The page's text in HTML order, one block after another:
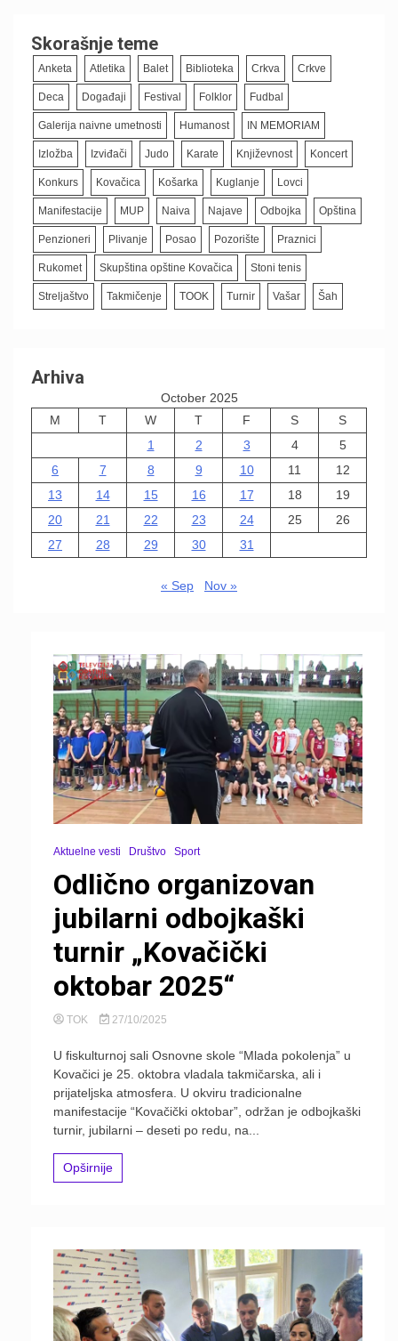
Skorašnje teme
Anketa Atletika Balet Biblioteka Crkva Crkve
Deca Događaji Festival Folklor Fudbal
Galerija naivne umetnosti Humanost IN MEMORIAM
Izložba Izviđači Judo Karate Književnost Koncert
Konkurs Kovačica Košarka Kuglanje Lovci
Manifestacije MUP Naiva Najave Odbojka Opština
Penzioneri Plivanje Posao Pozorište Praznici
Rukomet Skupština opštine Kovačica Stoni tenis
Streljaštvo Takmičenje TOOK Turnir Vašar Šah
Arhiva
October 2025
M
T W T F S
S
1
2 3 4
5
6
7 8 9 10 11
12
13
14 15 16 17 18
19
20
21 22 23 24 25
26
27
28 29 30 31
« Sep Nov »
Aktuelne vesti Društvo Sport
Odlično organizovan
jubilarni odbojkaški
turnir „Kovačički
oktobar 2025“
TOK 27/10/2025
U fiskulturnoj sali Osnovne skole “Mlada pokolenja” u
Kovačici je 25. oktobra vladala takmičarska, ali i
prijateljska atmosfera. U okviru tradicionalne
manifestacije “Kovačički oktobar”, održan je odbojkaški
turnir, jubilarni – deseti po redu, na...
Opširnije